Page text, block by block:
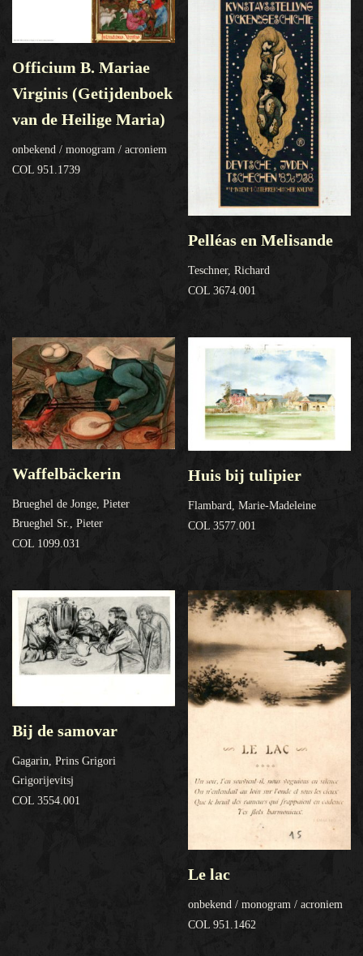
Officium B. Mariae
Virginis (Getijdenboek
van de Heilige Maria)
onbekend / monogram / acroniem
COL 951.1739
Pelléas en Melisande
Teschner, Richard
COL 3674.001
Waffelbäckerin
Brueghel de Jonge, Pieter
Brueghel Sr., Pieter
COL 1099.031
Huis bij tulipier
Flambard, Marie-Madeleine
COL 3577.001
Bij de samovar
Gagarin, Prins Grigori
Grigorijevitsj
COL 3554.001
Le lac
onbekend / monogram / acroniem
COL 951.1462